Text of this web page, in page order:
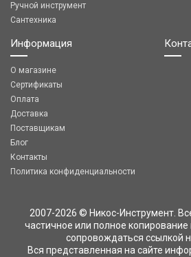
Ручной инструмент
Сантехника
Информация
О магазине
Сертификаты
Оплата
Доставка
Поставщикам
Блог
Контакты
Политика конфиденциальности
2007-2026 © Никос-Инструмент.
частичное или полное
сопровождаться ссылкой
Вся представленная на сайте